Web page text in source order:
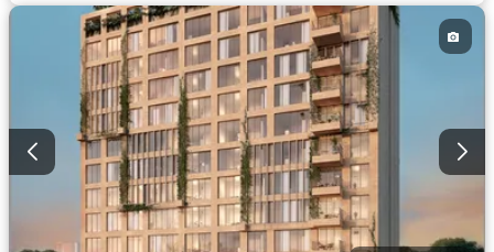
Vista panorámica
Gimnasio Conserje Sin amueblar